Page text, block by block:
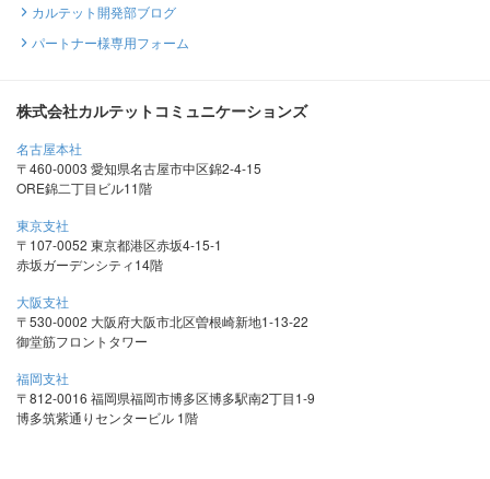
カルテット開発部ブログ
パートナー様専用フォーム
株式会社カルテットコミュニケーションズ
名古屋本社
〒460-0003 愛知県名古屋市中区錦2-4-15
ORE錦二丁目ビル11階
東京支社
〒107-0052 東京都港区赤坂4-15-1
赤坂ガーデンシティ14階
大阪支社
〒530-0002 大阪府大阪市北区曽根崎新地1-13-22
御堂筋フロントタワー
福岡支社
〒812-0016 福岡県福岡市博多区博多駅南2丁目1-9
博多筑紫通りセンタービル 1階